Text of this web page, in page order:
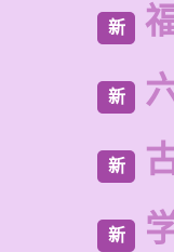
新
新
新
新